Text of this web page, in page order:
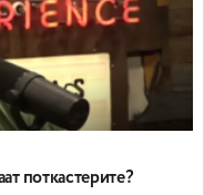
поткастерите?